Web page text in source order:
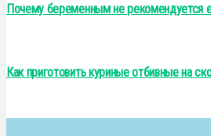
Почему беременным не рекомендуется
Как приготовить куриные отбивные на